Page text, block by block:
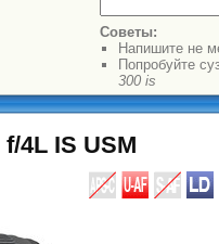
Советы:
Напишите не
Попробуйте
300 is
4L IS USM